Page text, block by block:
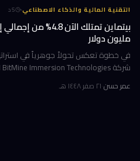
التقنية المالية والذكاء الاصطناعي·
5د
مليون دولار
في خطوة تعكس تحولاً جوهرياً في
عمر حسن·٢١ صفر ١٤٤٨ هـ